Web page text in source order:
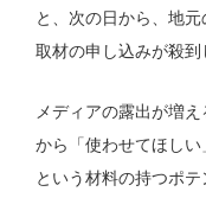
と、次の日から、地
取材の申し込みが殺到
メディアの露出が増
から「使わせてほし
という材料の持つポテ